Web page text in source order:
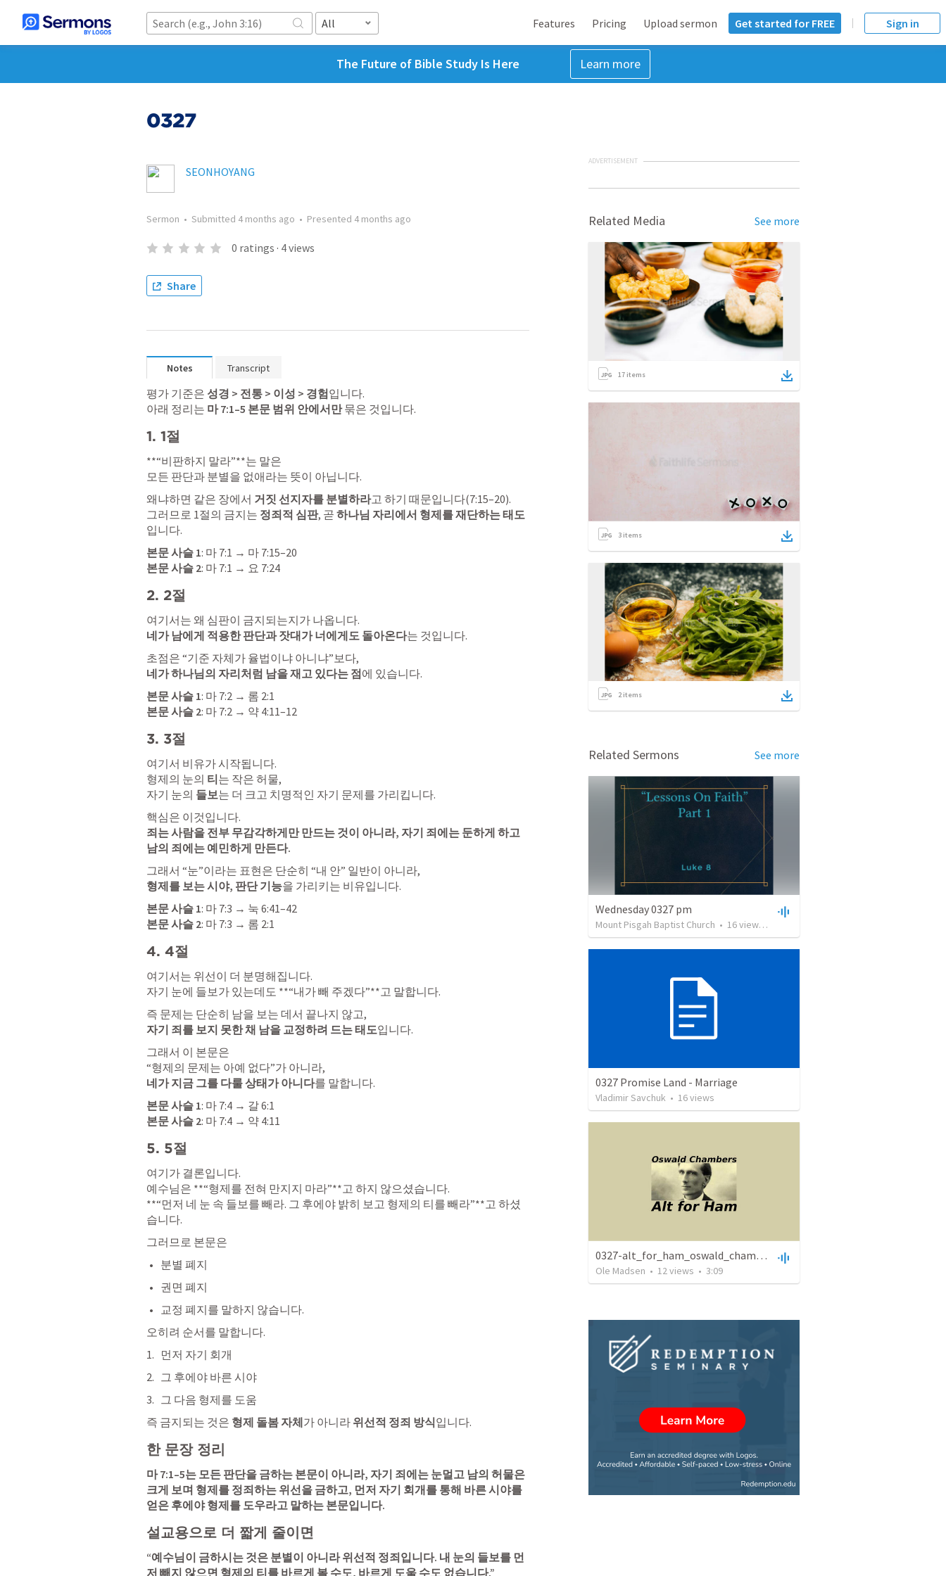
All Features Pricing Upload sermon Get started for FREE Sign in
The Future of Bible Study Is Here Learn more
0327
SEONHOYANG
Sermon • Submitted 4 months ago • Presented 4 months ago
0 ratings · 4views
Share
Notes Transcript
평가 기준은 성경 > 전통 > 이성 > 경험입니다.
아래 정리는 마 7:1–5 본문 범위 안에서만 묶은 것입니다.
1. 1절
**“비판하지 말라”**는 말은
모든 판단과 분별을 없애라는 뜻이 아닙니다.
왜냐하면 같은 장에서 거짓 선지자를 분별하라고 하기 때문입니다(7:15–20).
그러므로 1절의 금지는 정죄적 심판, 곧 하나님 자리에서 형제를 재단하는 태도
입니다.
본문 사슬 1: 마 7:1 → 마 7:15–20
본문 사슬 2: 마 7:1 → 요 7:24
2. 2절
네가 남에게 적용한 판단과 잣대가 너에게도 돌아온다는 것입니다.
네가 하나님의 자리처럼 남을 재고 있다는 점에 있습니다.
본문 사슬 1: 마 7:2 → 롬 2:1
본문 사슬 2: 마 7:2 → 약 4:11–12
3. 3절
여기서 비유가 시작됩니다.
형제의 눈의 티는 작은 허물,
자기 눈의 들보는 더 크고 치명적인 자기 문제를 가리킵니다.
죄는 사람을 전부 무감각하게만 만드는 것이 아니라, 자기 죄에는 둔하게 하고
남의 죄에는 예민하게 만든다.
형제를 보는 시야, 판단 기능을 가리키는 비유입니다.
본문 사슬 1: 마 7:3 → 눅 6:41–42
본문 사슬 2: 마 7:3 → 롬 2:1
4. 4절
여기서는 위선이 더 분명해집니다.
자기 눈에 들보가 있는데도 **“내가 빼 주겠다”**고 말합니다.
자기 죄를 보지 못한 채 남을 교정하려 드는 태도입니다.
그래서 이 본문은
네가 지금 그를 다룰 상태가 아니다를 말합니다.
본문 사슬 1: 마 7:4 → 갈 6:1
본문 사슬 2: 마 7:4 → 약 4:11
5. 5절
여기가 결론입니다.
예수님은 **“형제를 전혀 만지지 마라”**고 하지 않으셨습니다.
**“먼저 네 눈 속 들보를 빼라. 그 후에야 밝히 보고 형제의 티를 빼라”**고 하셨
습니다.
그러므로 본문은
분별 폐지
권면 폐지
교정 폐지를 말하지 않습니다.
오히려 순서를 말합니다.
먼저 자기 회개
그 후에야 바른 시야
그 다음 형제를 도움
즉 금지되는 것은 형제 돌봄 자체가 아니라 위선적 정죄 방식입니다.
한 문장 정리
마 7:1–5는 모든 판단을 금하는 본문이 아니라, 자기 죄에는 눈멀고 남의 허물은
크게 보며 형제를 정죄하는 위선을 금하고, 먼저 자기 회개를 통해 바른 시야를
얻은 후에야 형제를 도우라고 말하는 본문입니다.
설교용으로 더 짧게 줄이면
“예수님이 금하시는 것은 분별이 아니라 위선적 정죄입니다. 내 눈의 들보를 먼
저 빼지 않으면 형제의 티를 바르게 볼 수도, 바르게 도울 수도 없습니다.”
ADVERTISEMENT
Related Media See more
17 items
3 items
2items
Related Sermons See more
Wednesday 0327 pm
Mount Pisgah Baptist Church • 16views •
0327 Promise Land - Marriage
Vladimir Savchuk • 16views
0327-alt_for_ham_oswald_chambers
Ole Madsen • 12 views • 3:09